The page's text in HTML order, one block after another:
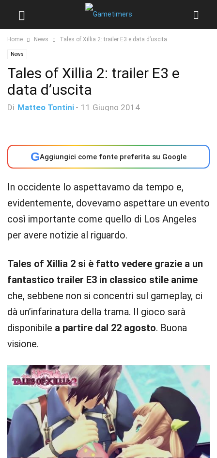
Home News Tales of Xillia 2: trailer E3 e data d’uscita
News
Tales of Xillia 2: trailer E3 e
data d’uscita
Di Matteo Tontini - 11 Giugno 2014
GAggiungici come fonte preferita su Google
In occidente lo aspettavamo da tempo e,
evidentemente, dovevamo aspettare un evento
così importante come quello di Los Angeles
per avere notizie al riguardo.
Tales of Xillia 2 si è fatto vedere grazie a un
fantastico trailer E3 in classico stile anime
che, sebbene non si concentri sul gameplay, ci
dà un’infarinatura della trama. Il gioco sarà
disponibile a partire dal 22 agosto. Buona
visione.